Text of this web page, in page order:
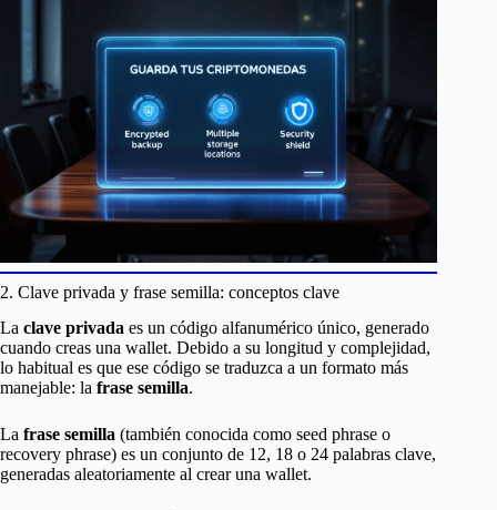
2. Clave privada y frase semilla: conceptos clave
La clave privada es un código alfanumérico único, generado
cuando creas una wallet. Debido a su longitud y complejidad,
lo habitual es que ese código se traduzca a un formato más
manejable: la frase semilla.
La frase semilla (también conocida como seed phrase o
recovery phrase) es un conjunto de 12, 18 o 24 palabras clave,
generadas aleatoriamente al crear una wallet.